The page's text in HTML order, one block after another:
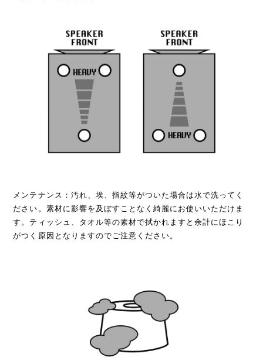
メンテナンス：汚れ、埃、指紋等がついた場合は水で洗ってく
ださい。素材に影響を及ぼすことなく綺麗にお使いいただけま
す。ティッシュ、タオル等の素材で拭かれますと余計にほこり
がつく原因となりますのでご注意ください。